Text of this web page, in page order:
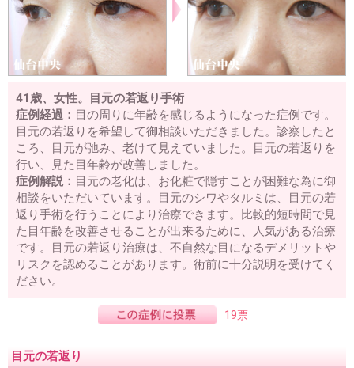
41歳、女性。目元の若返り手術
症例経過： 目の周りに年齢を感じるようになった症例です。
目元の若返りを希望して御相談いただきました。診察したと
ころ、目元が弛み、老けて見えていました。目元の若返りを
行い、見た目年齢が改善しました。
症例解説： 目元の老化は、お化粧で隠すことが困難な為に御
相談をいただいています。目元のシワやタルミは、目元の若
返り手術を行うことにより治療できます。比較的短時間で見
た目年齢を改善させることが出来るために、人気がある治療
です。目元の若返り治療は、不自然な目になるデメリットや
リスクを認めることがあります。術前に十分説明を受けてく
ださい。
19票
目元の若返り